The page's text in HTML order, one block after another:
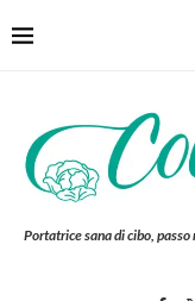
Portatrice sana di cibo,